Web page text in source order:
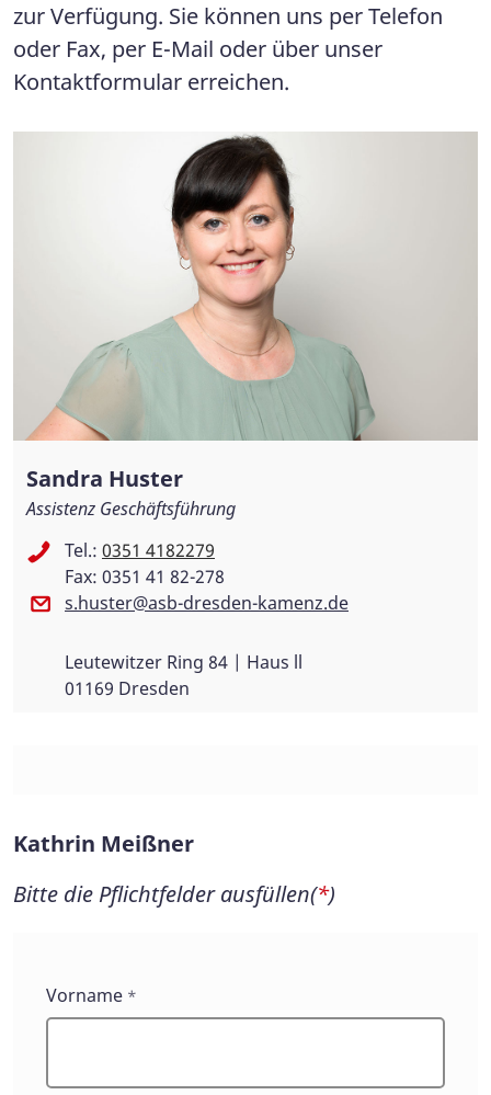
zur Verfügung. Sie können uns per Telefon
oder Fax, per E-Mail oder über unser
Kontaktformular erreichen.
Sandra Huster
Assistenz Geschäftsführung
Tel.: 0351 4182279
Fax: 0351 41 82-278
s.huster@asb-dresden-kamenz.de
Leutewitzer Ring 84 | Haus ll
01169 Dresden
Kathrin Meißner
Bitte die Pflichtfelder ausfüllen(*)
Kathrin
Meißner
Vorname *